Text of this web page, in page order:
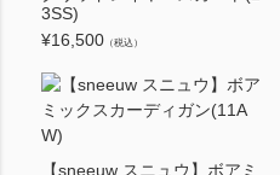
3SS)
¥16,500（税込）
【sneeuw スニュウ】ボアミ